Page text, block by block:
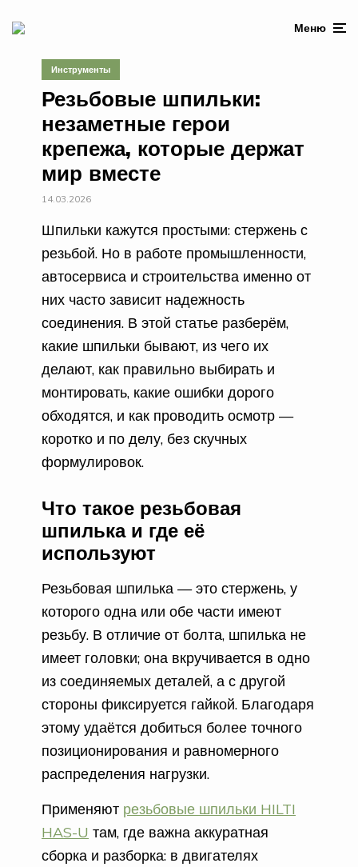
Меню
Инструменты
Резьбовые шпильки:
незаметные герои
крепежа, которые держат
мир вместе
14.03.2026
Шпильки кажутся простыми: стержень с
резьбой. Но в работе промышленности,
автосервиса и строительства именно от
них часто зависит надежность
соединения. В этой статье разберём,
какие шпильки бывают, из чего их
делают, как правильно выбирать и
монтировать, какие ошибки дорого
обходятся, и как проводить осмотр —
коротко и по делу, без скучных
формулировок.
Что такое резьбовая
шпилька и где её
используют
Резьбовая шпилька — это стержень, у
которого одна или обе части имеют
резьбу. В отличие от болта, шпилька не
имеет головки; она вкручивается в одно
из соединяемых деталей, а с другой
стороны фиксируется гайкой. Благодаря
этому удаётся добиться более точного
позиционирования и равномерного
распределения нагрузки.
Применяют резьбовые шпильки HILTI
HAS-U там, где важна аккуратная
сборка и разборка: в двигателях